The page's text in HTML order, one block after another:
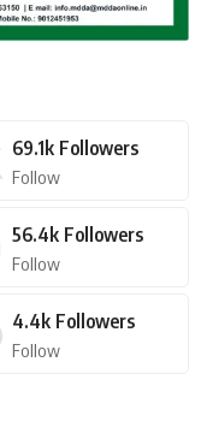
69.1k Followers
Follow
56.4k Followers
Follow
4.4k Followers
Follow